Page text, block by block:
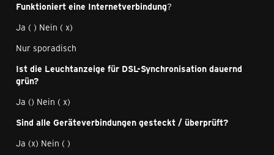
Funktioniert eine Internetverbindung?
Ja ( ) Nein ( x)
Nur sporadisch
Ist die Leuchtanzeige für DSL-Synchronisation dauernd
grün?
Ja () Nein ( x)
Sind alle Geräteverbindungen gesteckt / überprüft?
Ja (x) Nein ( )